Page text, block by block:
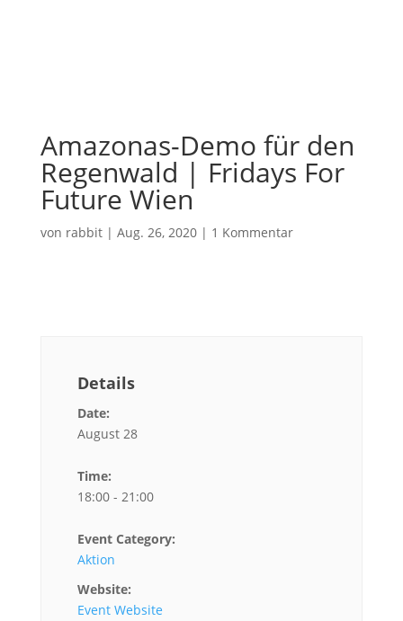
Amazonas-Demo für den
Regenwald | Fridays For
Future Wien
von rabbit| Aug. 26, 2020| 1 Kommentar
Details
Date:
August 28
Time:
18:00 - 21:00
Event Category:
Aktion
Website:
Event Website